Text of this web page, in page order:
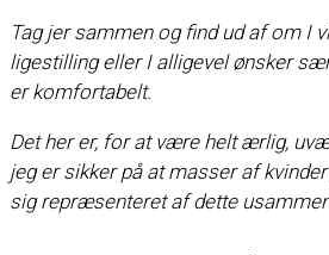
Tag jer sammen og find ud af om I
ligestilling eller I alligevel ønsker
er komfortabelt.
Det her er, for at være helt ærlig,
jeg er sikker på at masser af
sig repræsenteret af dette